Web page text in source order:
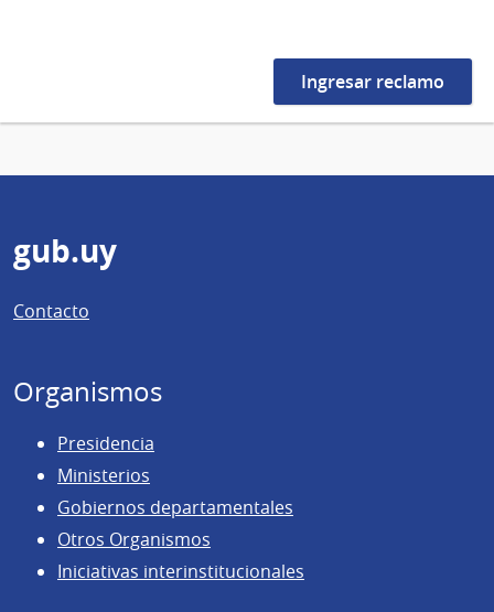
Pie
de
página
gub.uy
Contacto
Organismos
Presidencia
Ministerios
Gobiernos departamentales
Otros Organismos
Iniciativas interinstitucionales